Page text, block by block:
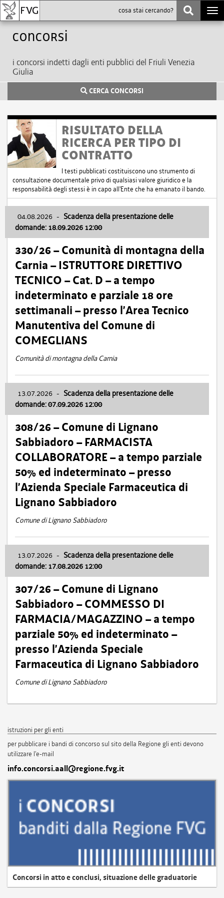
Concorsi
i concorsi indetti dagli enti pubblici del Friuli Venezia
Giulia
CERCA CONCORSI
RISULTATO DELLA
RICERCA PER TIPO DI
CONTRATTO
I testi pubblicati costituiscono uno strumento di
consultazione documentale privo di qualsiasi valore giuridico e la
responsabilità degli stessi è in capo all'Ente che ha emanato il bando.
04.08.2026 - Scadenza della presentazione delle
domande: 18.09.2026 12:00
330/26 – Comunità di montagna della
Carnia – ISTRUTTORE DIRETTIVO
TECNICO – Cat. D – a tempo
indeterminato e parziale 18 ore
settimanali – presso l’Area Tecnico
Manutentiva del Comune di
COMEGLIANS
Comunità di montagna della Carnia
13.07.2026 - Scadenza della presentazione delle
domande: 07.09.2026 12:00
308/26 – Comune di Lignano
Sabbiadoro – FARMACISTA
COLLABORATORE – a tempo parziale
50% ed indeterminato – presso
l’Azienda Speciale Farmaceutica di
Lignano Sabbiadoro
Comune di Lignano Sabbiadoro
13.07.2026 - Scadenza della presentazione delle
domande: 17.08.2026 12:00
307/26 – Comune di Lignano
Sabbiadoro – COMMESSO DI
FARMACIA/MAGAZZINO – a tempo
parziale 50% ed indeterminato –
presso l’Azienda Speciale
Farmaceutica di Lignano Sabbiadoro
Comune di Lignano Sabbiadoro
istruzioni per gli enti
per pubblicare i bandi di concorso sul sito della Regione gli enti devono
utilizzare l'e-mail
info.concorsi.aall@regione.fvg.it
Concorsi in atto e conclusi, situazione delle graduatorie